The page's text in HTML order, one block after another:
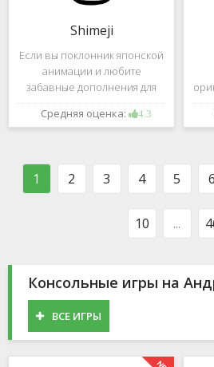
Shimeji
Если вы поклонник японской
анимации и любите
забавные дополнения для
своего смартфона, обратите
внимание на Shimeji -
устройства милыми
персонажами в
Средняя оценка: 4.3
1 2 3 4 5 6
10 ...
Консольные игры на
ВСЕ ИГРЫ